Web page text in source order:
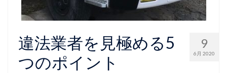
9
6月 2020
違法業者を見極める5
つのポイント